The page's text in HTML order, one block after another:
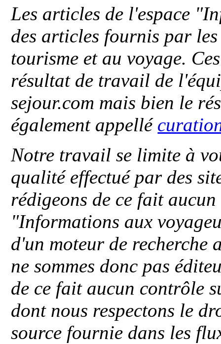
Les articles de l'espace
des articles fournis par
tourisme et au voyage.
résultat de travail de
sejour.com mais bien le
également appellé
Notre travail se limite à
qualité effectué par des
rédigeons de ce fait
"Informations aux
d'un moteur de recherche
ne sommes donc pas
de ce fait aucun contrôle
dont nous respectons le
source fournie dans les